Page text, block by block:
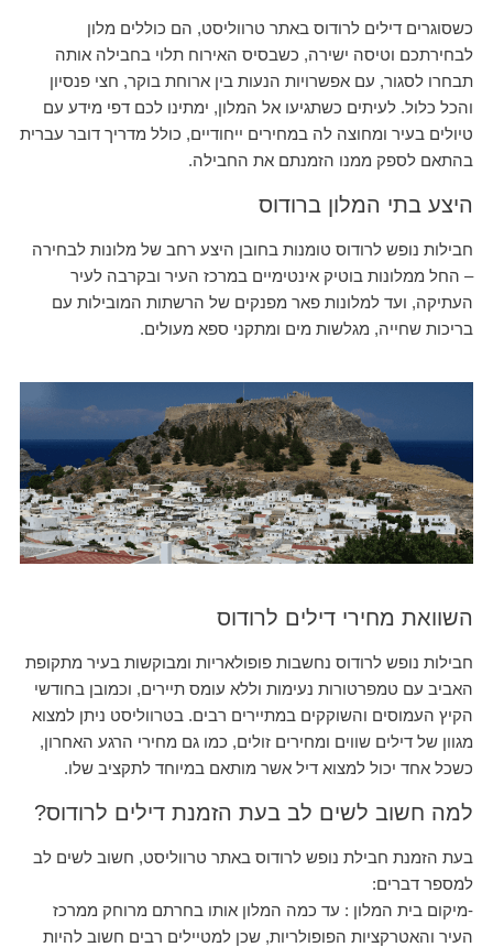
כשסוגרים דילים לרודוס באתר טרווליסט, הם כוללים מלון
לבחירתכם וטיסה ישירה, כשבסיס האירוח תלוי בחבילה אותה
תבחרו לסגור, עם אפשרויות הנעות בין ארוחת בוקר, חצי פנסיון
והכל כלול. לעיתים כשתגיעו אל המלון, ימתינו לכם דפי מידע עם
טיולים בעיר ומחוצה לה במחירים ייחודיים, כולל מדריך דובר עברית
בהתאם לספק ממנו הזמנתם את החבילה.
היצע בתי המלון ברודוס
חבילות נופש לרודוס טומנות בחובן היצע רחב של מלונות לבחירה
– החל ממלונות בוטיק אינטימיים במרכז העיר ובקרבה לעיר
העתיקה, ועד למלונות פאר מפנקים של הרשתות המובילות עם
בריכות שחייה, מגלשות מים ומתקני ספא מעולים.
השוואת מחירי דילים לרודוס
חבילות נופש לרודוס נחשבות פופולאריות ומבוקשות בעיר מתקופת
האביב עם טמפרטורות נעימות וללא עומס תיירים, וכמובן בחודשי
הקיץ העמוסים והשוקקים במתיירים רבים. בטרווליסט ניתן למצוא
מגוון של דילים שווים ומחירים זולים, כמו גם מחירי הרגע האחרון,
כשכל אחד יכול למצוא דיל אשר מותאם במיוחד לתקציב שלו.
למה חשוב לשים לב בעת הזמנת דילים לרודוס?
בעת הזמנת חבילת נופש לרודוס באתר טרווליסט, חשוב לשים לב
למספר דברים:
-מיקום בית המלון : עד כמה המלון אותו בחרתם מרוחק ממרכז
העיר והאטרקציות הפופולריות, שכן למטיילים רבים חשוב להיות